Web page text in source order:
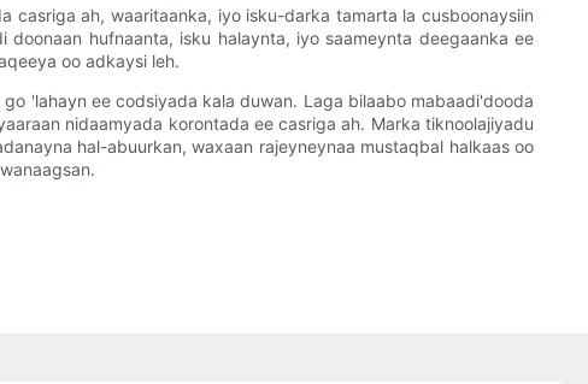
casriga ah, waaritaanka, iyo isku-darka tamarta la cusboonaysiin
hufnaanta, isku halaynta, iyo saameynta deegaanka ee
oo adkaysi leh.
'lahayn ee codsiyada kala duwan. Laga bilaabo mabaadi'dooda
nidaamyada korontada ee casriga ah. Marka tiknoolajiyadu
hal-abuurkan, waxaan rajeyneynaa mustaqbal halkaas oo